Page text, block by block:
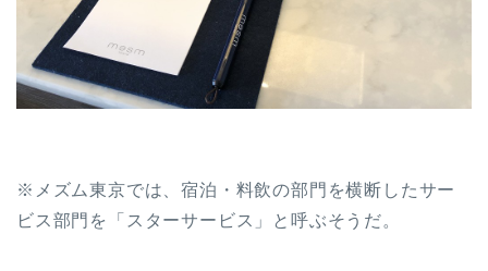
※メズム東京では、宿泊・料飲の部門を横断したサー
ビス部門を「スターサービス」と呼ぶそうだ。